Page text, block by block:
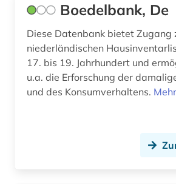
niederlande (3)
niederländisch (1)
niger (1)
nigeria (1)
nordrhein-westfalen (1)
Boedelbank, De
Diese Datenbank bietet Zugang
niederländischen
17. bis 19. Jahrhundert und
u.a. die Erforschung der
und des Konsumverhaltens.